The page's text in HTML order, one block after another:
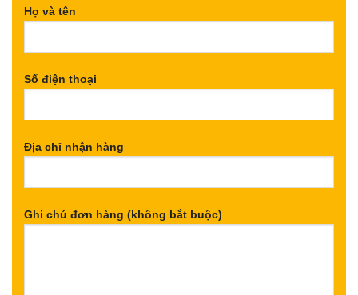
Họ và tên
Số điện thoại
Địa chỉ nhận hàng
Ghi chú đơn hàng (không bắt buộc)